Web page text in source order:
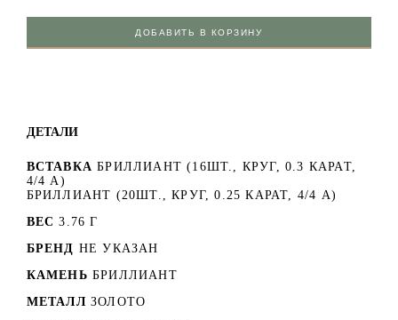
ДОБАВИТЬ В КОРЗИНУ
ДЕТАЛИ
ВСТАВКА БРИЛЛИАНТ (16ШТ., КРУГ, 0.3 КАРАТ,
4/4 А)
БРИЛЛИАНТ (20ШТ., КРУГ, 0.25 КАРАТ, 4/4 А)
ВЕС 3.76 Г
БРЕНД НЕ УКАЗАН
КАМЕНЬ БРИЛЛИАНТ
МЕТАЛЛ ЗОЛОТО